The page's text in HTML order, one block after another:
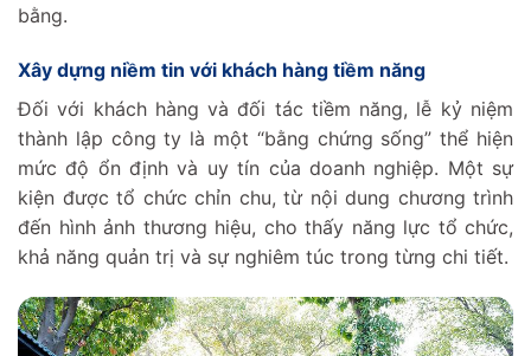
bằng.
Xây dựng niềm tin với khách hàng tiềm năng‌
Đối với khách hàng và đối tác tiềm năng, lễ kỷ niệm
thành lập công ty là một “bằng chứng sống” thể hiện
mức độ ổn định và uy tín của doanh nghiệp. Một sự
kiện được tổ chức chỉn chu, từ nội dung chương trình
đến hình ảnh thương hiệu, cho thấy năng lực tổ chức,
khả năng quản trị và sự nghiêm túc trong từng chi tiết.